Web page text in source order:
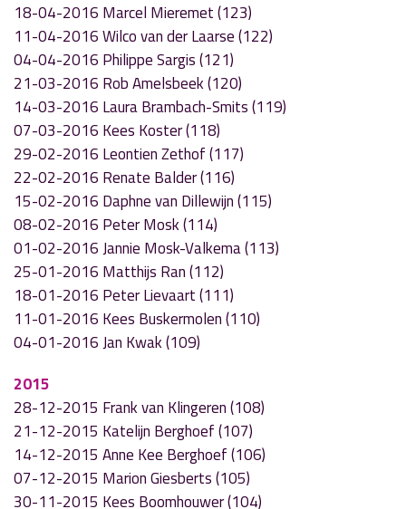
18-04-2016 Marcel Mieremet (123)
11-04-2016 Wilco van der Laarse (122)
04-04-2016 Philippe Sargis (121)
21-03-2016 Rob Amelsbeek (120)
14-03-2016 Laura Brambach-Smits (119)
07-03-2016 Kees Koster (118)
29-02-2016 Leontien Zethof (117)
22-02-2016 Renate Balder (116)
15-02-2016 Daphne van Dillewijn (115)
08-02-2016 Peter Mosk (114)
01-02-2016 Jannie Mosk-Valkema (113)
25-01-2016 Matthijs Ran (112)
18-01-2016 Peter Lievaart (111)
11-01-2016 Kees Buskermolen (110)
04-01-2016 Jan Kwak (109)
2015
28-12-2015 Frank van Klingeren (108)
21-12-2015 Katelijn Berghoef (107)
14-12-2015 Anne Kee Berghoef (106)
07-12-2015 Marion Giesberts (105)
30-11-2015 Kees Boomhouwer (104)